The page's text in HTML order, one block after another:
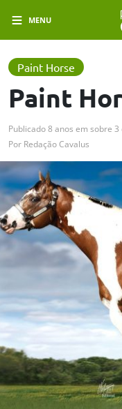
MENU
Paint Horse
Paint
Publicado8 anos em sobre 3
Por Redação Cavalus